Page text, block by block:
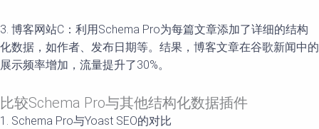
3. 博客网站C：利用Schema Pro为每篇文章添加了详细的结构
化数据，如作者、发布日期等。结果，博客文章在谷歌新闻中的
展示频率增加，流量提升了30%。
比较Schema Pro与其他结构化数据插件
1. Schema Pro与Yoast SEO的对比